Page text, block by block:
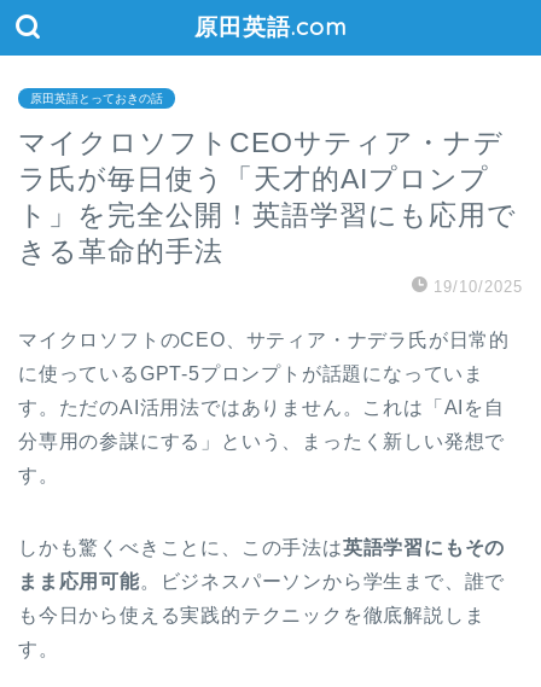
原田英語.com
原田英語とっておきの話
マイクロソフトCEOサティア・ナデ
ラ氏が毎日使う「天才的AIプロンプ
ト」を完全公開！英語学習にも応用で
きる革命的手法
19/10/2025
マイクロソフトのCEO、サティア・ナデラ氏が日常的
に使っているGPT-5プロンプトが話題になっていま
す。ただのAI活用法ではありません。これは「AIを自
分専用の参謀にする」という、まったく新しい発想で
す。
しかも驚くべきことに、この手法は英語学習にもその
まま応用可能。ビジネスパーソンから学生まで、誰で
も今日から使える実践的テクニックを徹底解説しま
す。